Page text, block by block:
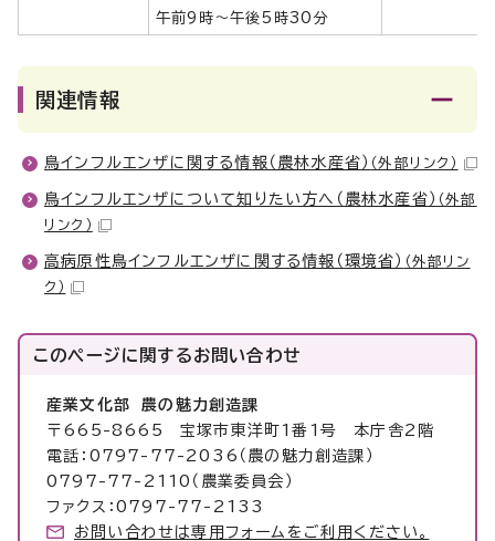
午前9時～午後5時30分
関連情報
鳥インフルエンザに関する情報（農林水産省） （外部リンク）
鳥インフルエンザについて知りたい方へ（農林水産省） （外部
リンク）
高病原性鳥インフルエンザに関する情報（環境省） （外部リン
ク）
このページに関するお問い合わせ
産業文化部 農の魅力創造課
〒665-8665 宝塚市東洋町1番1号 本庁舎2階
電話：0797-77-2036（農の魅力創造課）
0797-77-2110（農業委員会）
ファクス：0797-77-2133
お問い合わせは専用フォームをご利用ください。